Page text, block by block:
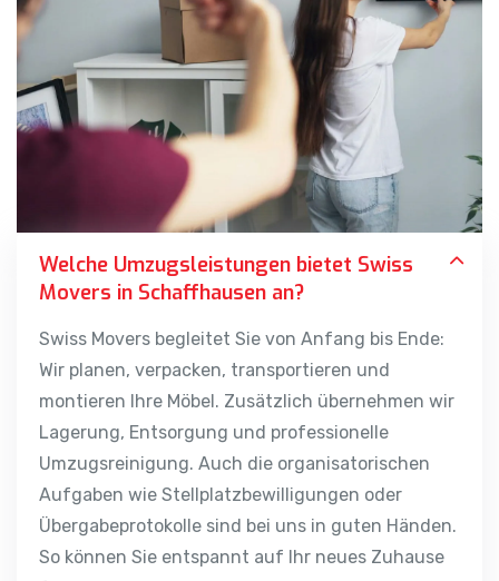
Movers in Schaffhausen an?
Wir planen, verpacken, transportieren und
montieren Ihre Möbel. Zusätzlich übernehmen wir
Lagerung, Entsorgung und professionelle
Umzugsreinigung. Auch die organisatorischen
Aufgaben wie Stellplatzbewilligungen oder
Übergabeprotokolle sind bei uns in guten Händen.
So können Sie entspannt auf Ihr neues Zuhause
freuen.